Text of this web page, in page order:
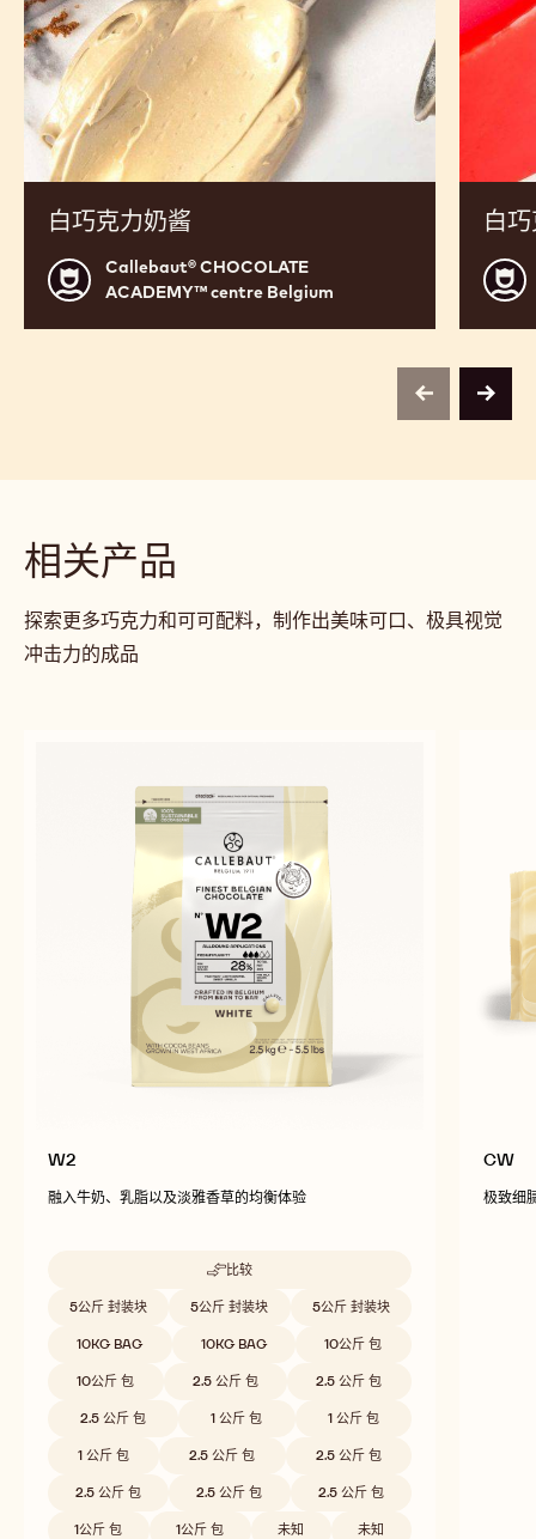
白巧克力奶酱
Callebaut®
CHOCOLATE
ACADEMY™
Callebaut® CHOCOLATE
ACADEMY™ centre Belgium
白
previousnext
相关产品
探索更多巧克力和可可配料，制作出美味可口、极具视觉
冲击力的成品
W2
融入牛奶、乳脂以及淡雅香草的均衡体验
比较
-
W2
Beschikbare maten
5公斤 封装块 5公斤 封装块 5公斤 封装块
10KG BAG 10KG BAG 10公斤 包
10公斤 包 2.5 公斤 包 2.5 公斤 包
2.5 公斤 包 1 公斤 包 1 公斤 包
1 公斤 包 2.5 公斤 包 2.5 公斤 包
2.5 公斤 包 2.5 公斤 包 2.5 公斤 包
1公斤 包 1公斤 包 未知 未知
CW
极致细